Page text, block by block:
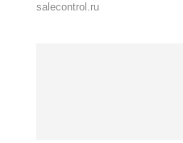
salecontrol.ru